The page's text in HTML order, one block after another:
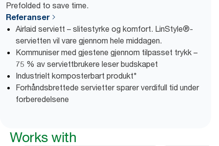
Prefolded to save time.
Referanser
Airlaid serviett – slitestyrke og komfort. LinStyle®-
servietten vil vare gjennom hele middagen.
Kommuniser med gjestene gjennom tilpasset trykk –
75 % av serviettbrukere leser budskapet
Industrielt komposterbart produkt*
Forhåndsbrettede servietter sparer verdifull tid under
forberedelsene
Works with